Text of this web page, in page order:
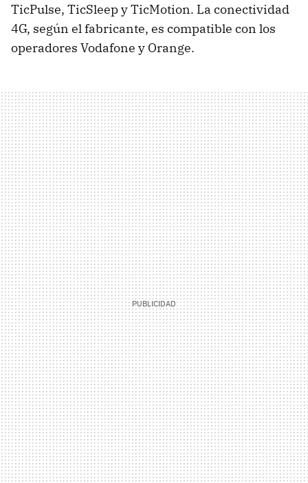
TicPulse, TicSleep y TicMotion. La conectividad
4G, según el fabricante, es compatible con los
operadores Vodafone y Orange.